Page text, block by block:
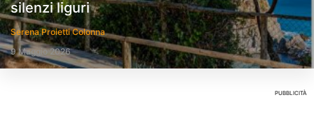
silenzi liguri
Serena Proietti Colonna
9 Maggio 2026
PUBBLICITÀ